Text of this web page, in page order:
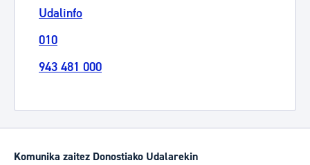
Udalinfo
010
943 481 000
Komunika zaitez Donostiako Udalarekin